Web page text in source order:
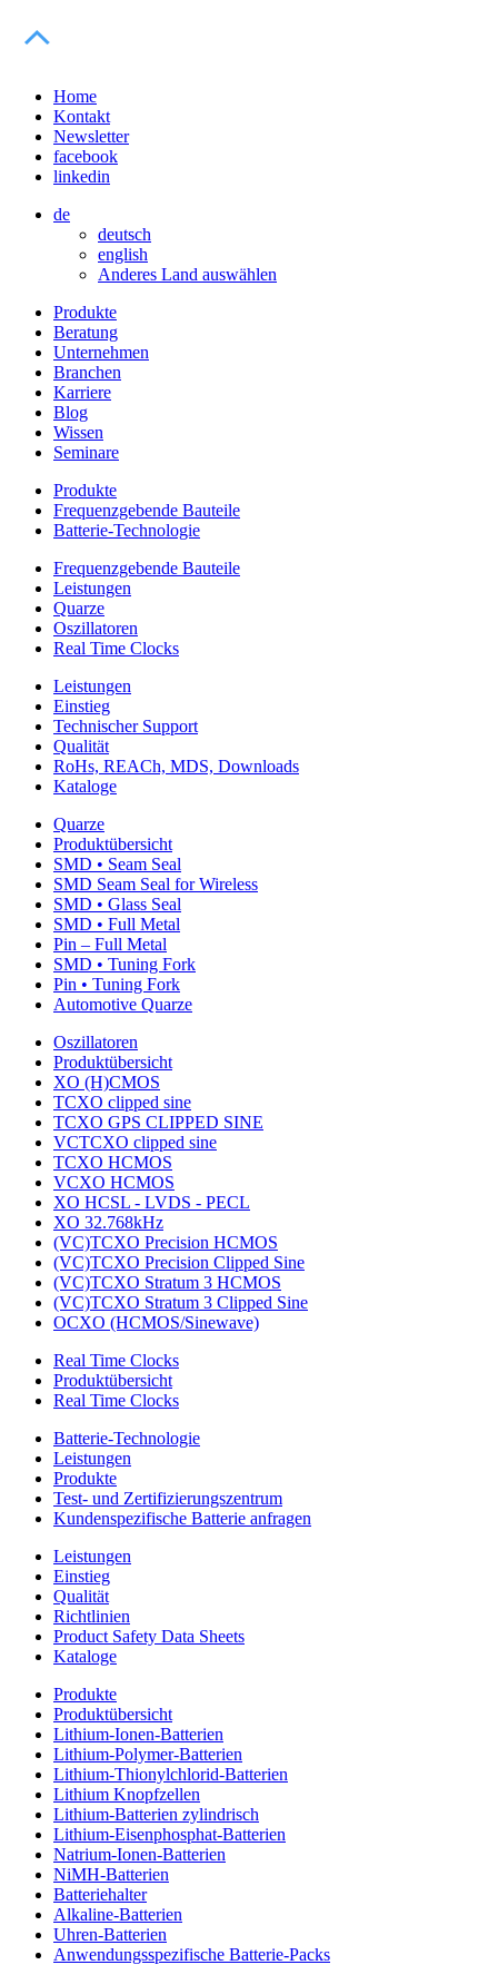
Home
Kontakt
Newsletter
facebook
linkedin
de
deutsch
english
Anderes Land auswählen
Produkte
Beratung
Unternehmen
Branchen
Karriere
Blog
Wissen
Seminare
Produkte
Frequenzgebende Bauteile
Batterie-Technologie
Frequenzgebende Bauteile
Leistungen
Quarze
Oszillatoren
Real Time Clocks
Leistungen
Einstieg
Technischer Support
Qualität
RoHs, REACh, MDS, Downloads
Kataloge
Quarze
Produktübersicht
SMD • Seam Seal
SMD Seam Seal for Wireless
SMD • Glass Seal
SMD • Full Metal
Pin – Full Metal
SMD • Tuning Fork
Pin • Tuning Fork
Automotive Quarze
Oszillatoren
Produktübersicht
XO (H)CMOS
TCXO clipped sine
TCXO GPS CLIPPED SINE
VCTCXO clipped sine
TCXO HCMOS
VCXO HCMOS
XO HCSL - LVDS - PECL
XO 32.768kHz
(VC)TCXO Precision HCMOS
(VC)TCXO Precision Clipped Sine
(VC)TCXO Stratum 3 HCMOS
(VC)TCXO Stratum 3 Clipped Sine
OCXO (HCMOS/Sinewave)
Real Time Clocks
Produktübersicht
Real Time Clocks
Batterie-Technologie
Leistungen
Produkte
Test- und Zertifizierungszentrum
Kundenspezifische Batterie anfragen
Leistungen
Einstieg
Qualität
Richtlinien
Product Safety Data Sheets
Kataloge
Produkte
Produktübersicht
Lithium-Ionen-Batterien
Lithium-Polymer-Batterien
Lithium-Thionylchlorid-Batterien
Lithium Knopfzellen
Lithium-Batterien zylindrisch
Lithium-Eisenphosphat-Batterien
Natrium-Ionen-Batterien
NiMH-Batterien
Batteriehalter
Alkaline-Batterien
Uhren-Batterien
Anwendungsspezifische Batterie-Packs